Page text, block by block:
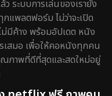
ระบบการเล่นของเรายัง
พลตฟอร์ม ไม่ว่าจะเปิด
มีค้าง พร้อมอัปเดต หนัง
สมอ เพื่อให้คอหนังทุกคน
ภาพที่ดีที่สุดและสดใหม่อยู่